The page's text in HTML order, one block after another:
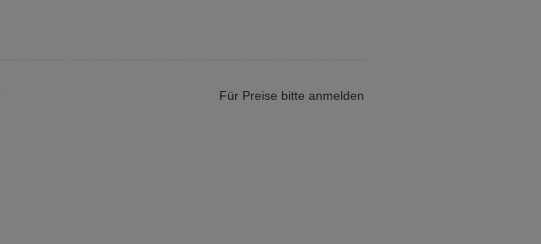
Für Preise bitte anmelden